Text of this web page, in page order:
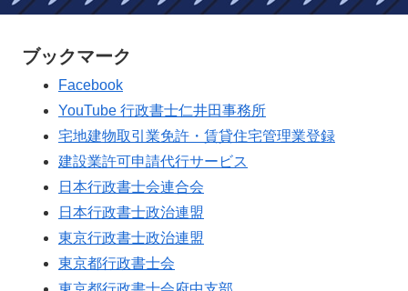
ブックマーク
Facebook
YouTube 行政書士仁井田事務所
宅地建物取引業免許・賃貸住宅管理業登録
建設業許可申請代行サービス
日本行政書士会連合会
日本行政書士政治連盟
東京行政書士政治連盟
東京都行政書士会